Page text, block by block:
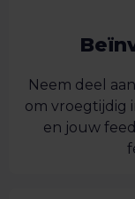
Neem deel
om vroegtijdig
en jouw